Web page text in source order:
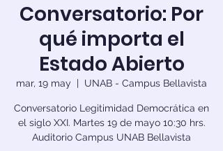
Conversatorio: Por
qué importa el
Estado Abierto
mar, 19 may
  |
UNAB - Campus Bellavista
Conversatorio Legitimidad Democrática en
el siglo XXI. Martes 19 de mayo 10:30 hrs.
Auditorio Campus UNAB Bellavista